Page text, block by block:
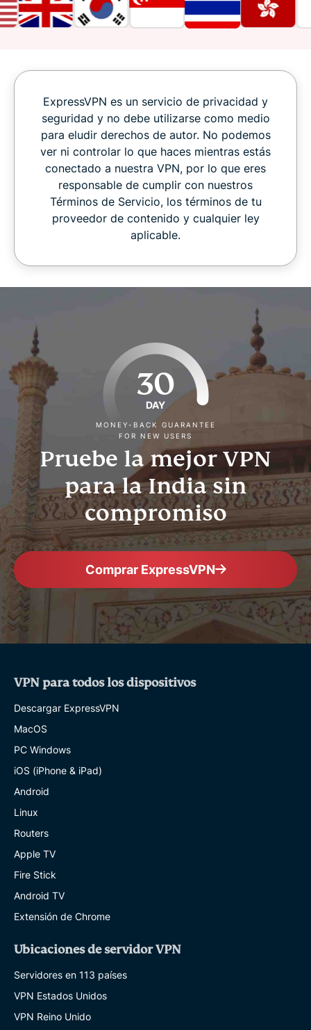
ExpressVPN es un servicio de privacidad y
seguridad y no debe utilizarse como medio
para eludir derechos de autor. No podemos
ver ni controlar lo que haces mientras estás
conectado a nuestra VPN, por lo que eres
responsable de cumplir con nuestros
Términos de Servicio, los términos de tu
proveedor de contenido y cualquier ley
aplicable.
30
DAY
MONEY-BACK GUARANTEE
FOR NEW USERS
Pruebe la mejor VPN
para la India sin
compromiso
Comprar ExpressVPN
VPN para todos los dispositivos
Descargar ExpressVPN
MacOS
PC Windows
iOS (iPhone & iPad)
Android
Linux
Routers
Apple TV
Fire Stick
Android TV
Extensión de Chrome
Ubicaciones de servidor VPN
Servidores en 113 países
VPN Estados Unidos
VPN Reino Unido